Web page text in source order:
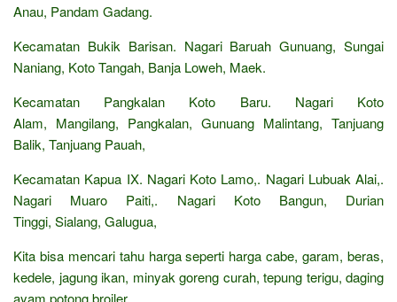
Anau, Pandam Gadang.
Kecamatan Bukik Barisan. Nagari Baruah Gunuang, Sungai
Naniang, Koto Tangah, Banja Loweh, Maek.
Kecamatan Pangkalan Koto Baru. Nagari Koto
Alam, Mangilang, Pangkalan, Gunuang Malintang, Tanjuang
Balik, Tanjuang Pauah,
Kecamatan Kapua IX. Nagari Koto Lamo,. Nagari Lubuak Alai,.
Nagari Muaro Paiti,. Nagari Koto Bangun, Durian
Tinggi, Sialang, Galugua,
Kita bisa mencari tahu harga seperti harga cabe, garam, beras,
kedele, jagung ikan, minyak goreng curah, tepung terigu, daging
ayam potong broiler,